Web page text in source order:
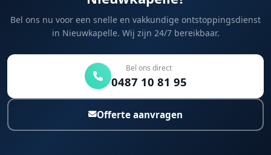
Bel ons nu voor een snelle en vakkundige ontstoppingsdienst
in Nieuwkapelle. Wij zijn 24/7 bereikbaar.
Bel ons direct
0487 10 81 95
Offerte aanvragen